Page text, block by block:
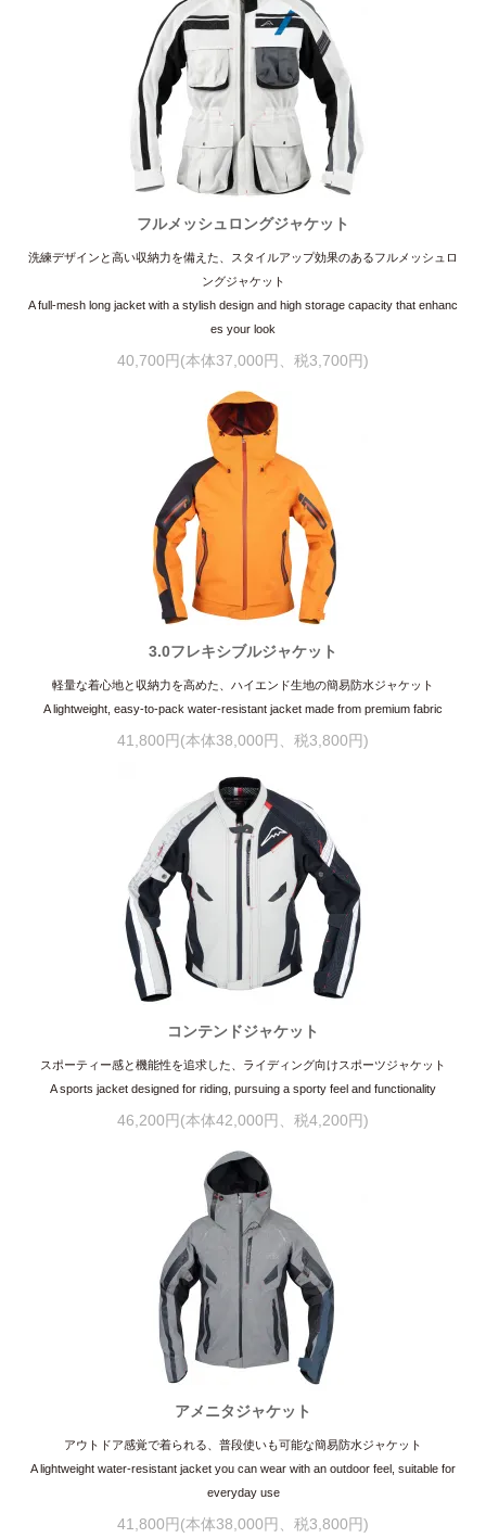
フルメッシュロングジャケット
洗練デザインと高い収納力を備えた、スタイルアップ効果のあるフルメッシュロ
ングジャケット
A full-mesh long jacket with a stylish design and high storage capacity that enhanc
es your look
40,700円(本体37,000円、税3,700円)
3.0フレキシブルジャケット
軽量な着心地と収納力を高めた、ハイエンド生地の簡易防水ジャケット
A lightweight, easy-to-pack water-resistant jacket made from premium fabric
41,800円(本体38,000円、税3,800円)
コンテンドジャケット
スポーティー感と機能性を追求した、ライディング向けスポーツジャケット
A sports jacket designed for riding, pursuing a sporty feel and functionality
46,200円(本体42,000円、税4,200円)
アメニタジャケット
アウトドア感覚で着られる、普段使いも可能な簡易防水ジャケット
A lightweight water-resistant jacket you can wear with an outdoor feel, suitable for
everyday use
41,800円(本体38,000円、税3,800円)